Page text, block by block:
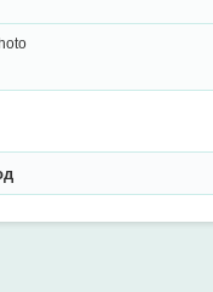
Ihoto